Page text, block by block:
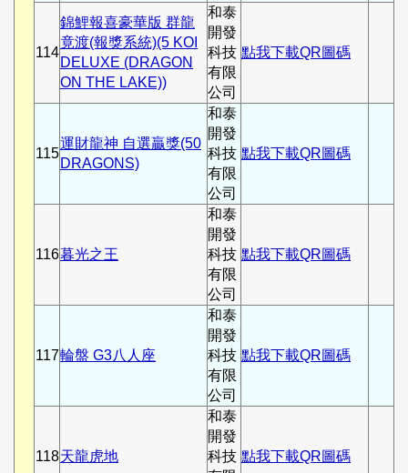
114
錦鯉報喜豪華版 群龍
竟渡(報獎系統)(5 KOI
DELUXE (DRAGON
ON THE LAKE))
和泰
開發
科技
有限
公司
點我下載QR圖碼
115
運財龍神 自選贏獎(50
DRAGONS)
和泰
開發
科技
有限
公司
點我下載QR圖碼
116暮光之王
和泰
開發
科技
有限
公司
點我下載QR圖碼
117輪盤 G3八人座
和泰
開發
科技
有限
公司
點我下載QR圖碼
118天龍虎地
和泰
開發
科技 點我下載QR圖碼